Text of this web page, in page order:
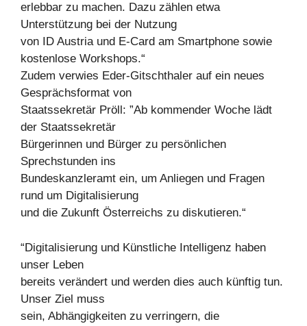
erlebbar zu machen. Dazu zählen etwa
Unterstützung bei der Nutzung
von ID Austria und E-Card am Smartphone sowie
kostenlose Workshops.“
Zudem verwies Eder-Gitschthaler auf ein neues
Gesprächsformat von
Staatssekretär Pröll: ”Ab kommender Woche lädt
der Staatssekretär
Bürgerinnen und Bürger zu persönlichen
Sprechstunden ins
Bundeskanzleramt ein, um Anliegen und Fragen
rund um Digitalisierung
und die Zukunft Österreichs zu diskutieren.“
“Digitalisierung und Künstliche Intelligenz haben
unser Leben
bereits verändert und werden dies auch künftig tun.
Unser Ziel muss
sein, Abhängigkeiten zu verringern, die